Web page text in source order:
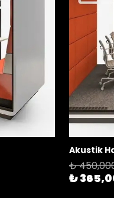
Akustik
₺
₺